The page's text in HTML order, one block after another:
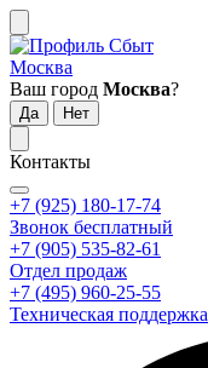
Москва
Ваш город Москва?
Контакты
+7 (925) 180-17-74
Звонок бесплатный
+7 (905) 535-82-61
Отдел продаж
+7 (495) 960-25-55
Техническая поддержка